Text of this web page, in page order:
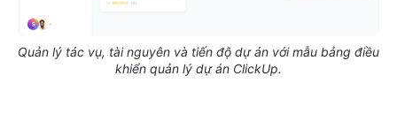
Quản lý tác vụ, tài nguyên và tiến độ dự án với mẫu bảng điều
khiển quản lý dự án ClickUp.